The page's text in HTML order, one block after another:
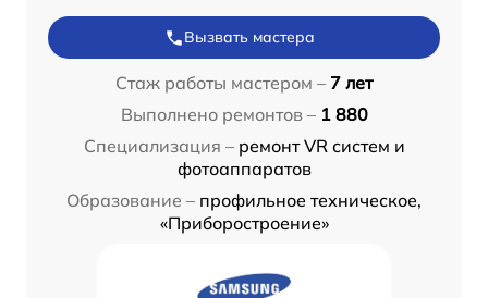
Вызвать мастера
Стаж работы мастером – 7 лет
Выполнено ремонтов – 1 880
Специализация – ремонт VR систем и
фотоаппаратов
Образование – профильное техническое,
«Приборостроение»